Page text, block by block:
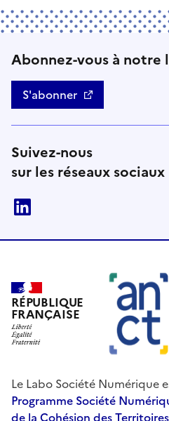
Abonnez-vous à
S'abonner
Suivez-nous
sur les réseaux sociaux
RÉPUBLIQUE
FRANÇAISE
Le Labo Société Numérique
Programme Société
de la Cohésion des Territoires